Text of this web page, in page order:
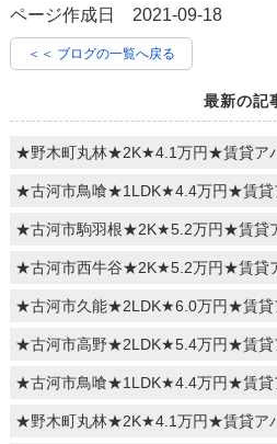
ページ作成日 2021-09-18
＜＜ ブログの一覧へ戻る
最新の記
★野木町丸林★2K★4.1万円★賃貸ア
★古河市鳥喰★1LDK★4.4万円★賃貸
★古河市駒羽根★2K★5.2万円★賃貸
★古河市西牛谷★2K★5.2万円★賃貸
★古河市久能★2LDK★6.0万円★賃貸
★古河市高野★2LDK★5.4万円★賃貸
★古河市鳥喰★1LDK★4.4万円★賃貸
★野木町丸林★2K★4.1万円★賃貸ア